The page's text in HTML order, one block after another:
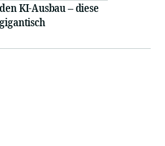
KI-Ausbau – diese